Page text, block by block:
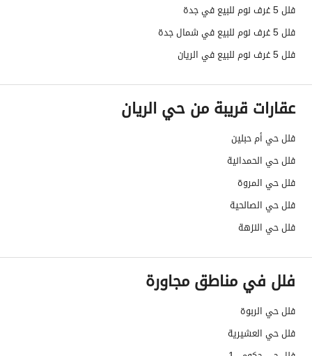
واجهة العقار
حدود واطوال العقار
قنوات الاعلان
منصة مرخصة ،لوحة اعلانية ،منصات
هل يوجد اي التزام على
العقار ؟
مطابقة لكود البناء
السعودي
العقار مقيد
لا
رقم الأرض
ملاحظات
فلل 5 غرف نوم للبيع في جدة
فلل 5 غرف نوم للبيع في شمال جدة
فلل 5 غرف نوم للبيع في الريان
عقارات قريبة من حي الريان
فلل حي أم حبلين
فلل حي الحمدانية
فلل حي المروة
فلل حي الصالحية
فلل حي النزهة
فلل في مناطق مجاورة
فلل حي الربوة
فلل حي العشيرية